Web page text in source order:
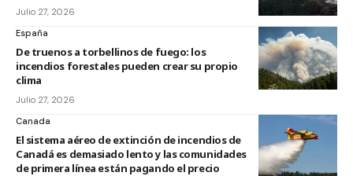
Julio 27, 2026
España
De truenos a torbellinos de fuego: los
incendios forestales pueden crear su propio
clima
Julio 27, 2026
Canada
El sistema aéreo de extinción de incendios de
Canadá es demasiado lento y las comunidades
de primera línea están pagando el precio